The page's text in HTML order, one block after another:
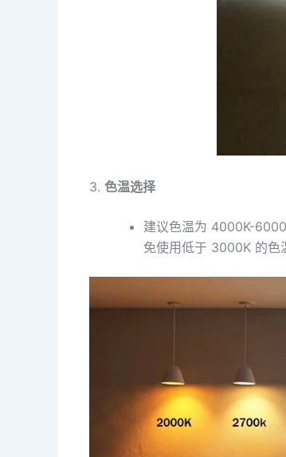
3. 色温选择
建议色温为 4000K-
免使用低于 3000K 的色